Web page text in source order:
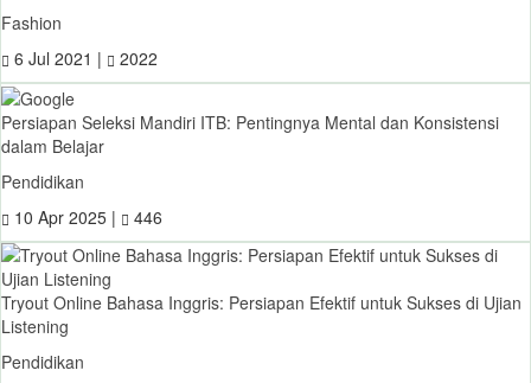
Fashion
6 Jul 2021 |
2022
Persiapan Seleksi Mandiri ITB: Pentingnya Mental dan Konsistensi
dalam Belajar
Pendidikan
10 Apr 2025 |
446
Tryout Online Bahasa Inggris: Persiapan Efektif untuk Sukses di Ujian
Listening
Pendidikan